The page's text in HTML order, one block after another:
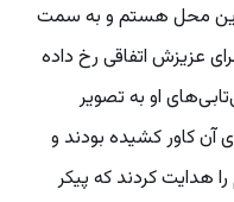
این محل هستم و به سمت
عزیزش اتفاقی رخ داده
او به تصویر
آن کاور کشیده بودند و
هدایت کردند که پیکر